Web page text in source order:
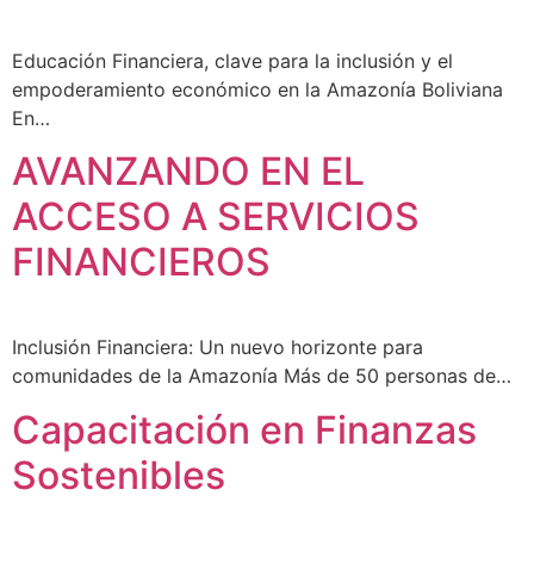
Educación Financiera, clave para la inclusión y el
empoderamiento económico en la Amazonía Boliviana
En…
AVANZANDO EN EL
ACCESO A SERVICIOS
FINANCIEROS
Inclusión Financiera: Un nuevo horizonte para
comunidades de la Amazonía Más de 50 personas de…
Capacitación en Finanzas
Sostenibles